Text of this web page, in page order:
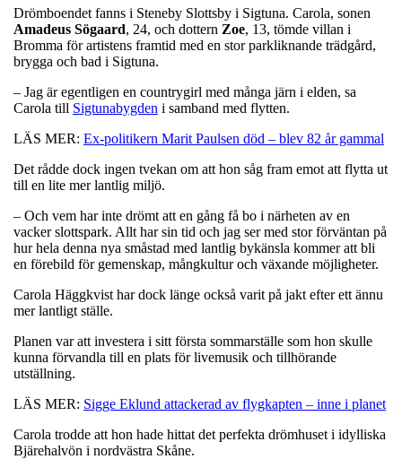
Drömboendet fanns i Steneby Slottsby i Sigtuna. Carola, sonen
Amadeus Sögaard, 24, och dottern Zoe, 13, tömde villan i
Bromma för artistens framtid med en stor parkliknande trädgård,
brygga och bad i Sigtuna.
– Jag är egentligen en countrygirl med många järn i elden, sa
Carola till Sigtunabygden i samband med flytten.
LÄS MER: Ex-politikern Marit Paulsen död – blev 82 år gammal
Det rådde dock ingen tvekan om att hon såg fram emot att flytta ut
till en lite mer lantlig miljö.
– Och vem har inte drömt att en gång få bo i närheten av en
vacker slottspark. Allt har sin tid och jag ser med stor förväntan på
hur hela denna nya småstad med lantlig bykänsla kommer att bli
en förebild för gemenskap, mångkultur och växande möjligheter.
Carola Häggkvist har dock länge också varit på jakt efter ett ännu
mer lantligt ställe.
Planen var att investera i sitt första sommarställe som hon skulle
kunna förvandla till en plats för livemusik och tillhörande
utställning.
LÄS MER: Sigge Eklund attackerad av flygkapten – inne i planet
Carola trodde att hon hade hittat det perfekta drömhuset i idylliska
Bjärehalvön i nordvästra Skåne.